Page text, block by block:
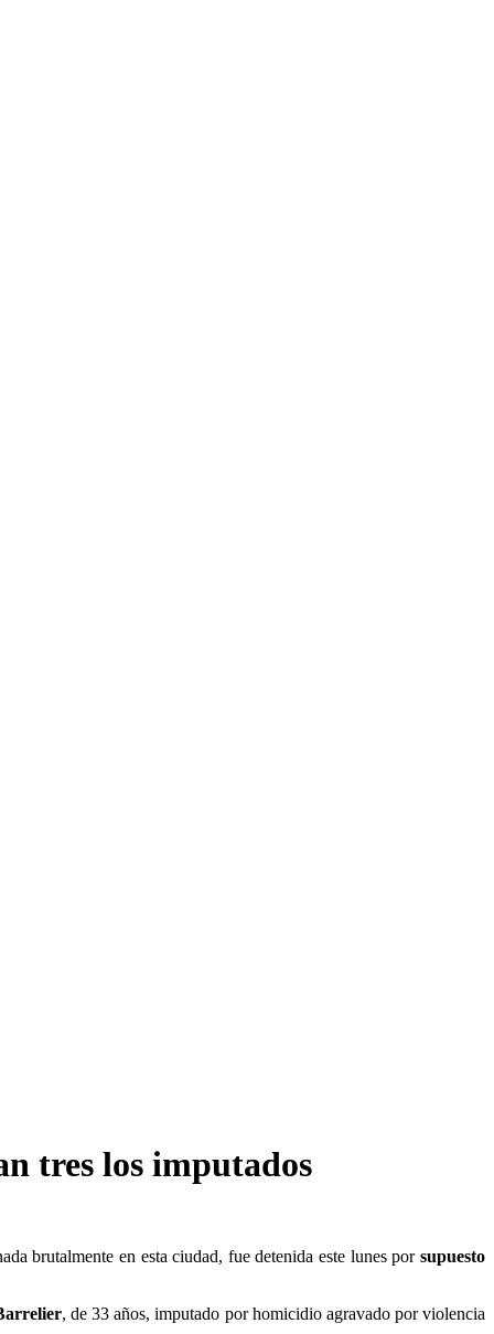
tres los imputados
brutalmente en esta ciudad, fue detenida este lunes porsupuesto
, de 33 años, imputado por homicidio agravado por violencia